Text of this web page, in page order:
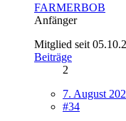
FARMERBOB
Anfänger
Mitglied seit
Beiträge
2
7. August
#34